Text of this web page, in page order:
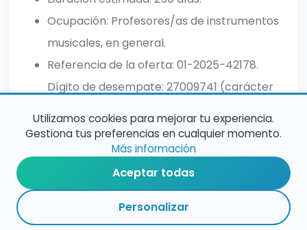
Ocupación: Profesores/as de instrumentos
musicales, en general.
Referencia de la oferta: 01-2025-42178.
Dígito de desempate: 27009741 (carácter
RESUMEN PLAZOS ESPECIALIDAD ENLACES SEGUIR
Utilizamos cookies para mejorar tu experiencia.
Gestiona tus preferencias en cualquier momento.
Más información
Aceptar todas
Personalizar